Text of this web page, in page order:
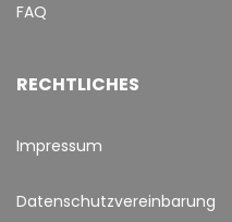
FAQ
RECHTLICHES
Impressum
Datenschutzvereinbarung